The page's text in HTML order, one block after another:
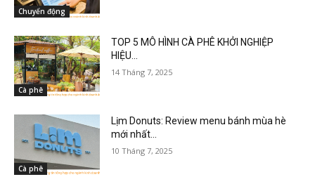
Chuyển động
Cà phê
TOP 5 MÔ HÌNH CÀ PHÊ KHỞI NGHIỆP
HIỆU...
14 Tháng 7, 2025
Cà phê
Lịm Donuts: Review menu bánh mùa hè
mới nhất...
10 Tháng 7, 2025